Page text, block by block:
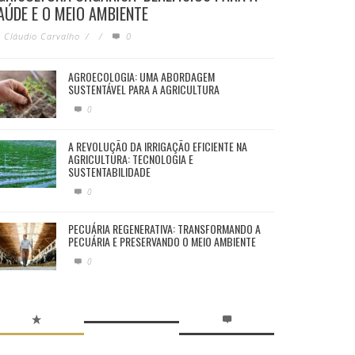
E O MEIO AMBIENTE
Cláudio Carvalho / / 0
AGROECOLOGIA: UMA ABORDAGEM
SUSTENTÁVEL PARA A AGRICULTURA
0
A REVOLUÇÃO DA IRRIGAÇÃO EFICIENTE NA
AGRICULTURA: TECNOLOGIA E
SUSTENTABILIDADE
0
PECUÁRIA REGENERATIVA: TRANSFORMANDO A
PECUÁRIA E PRESERVANDO O MEIO AMBIENTE
0